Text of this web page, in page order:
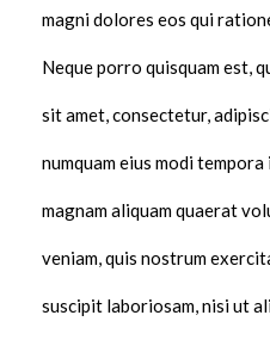
magni dolores eos qui
Neque porro quisquam est,
sit amet, consectetur,
numquam eius modi
magnam aliquam quaerat
veniam, quis nostrum
suscipit laboriosam, nisi ut